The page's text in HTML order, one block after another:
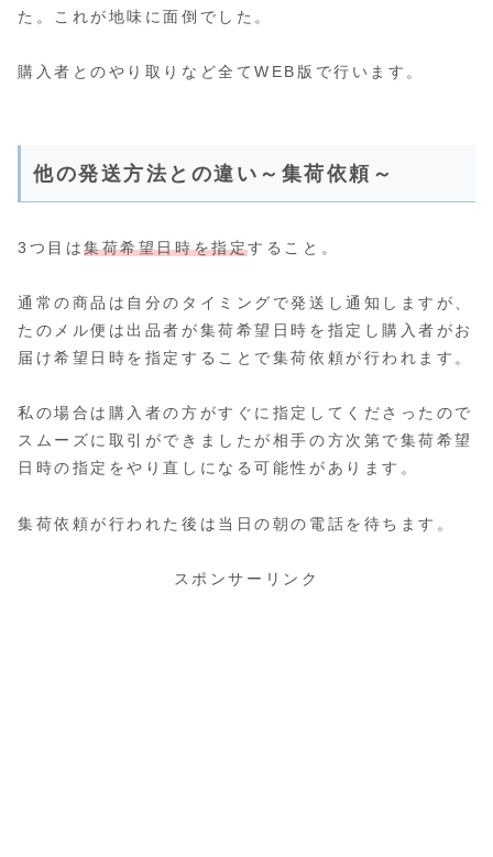
た。これが地味に面倒でした。
購入者とのやり取りなど全てWEB版で行います。
他の発送方法との違い～集荷依頼～
3つ目は集荷希望日時を指定すること。
通常の商品は自分のタイミングで発送し通知しますが、
たのメル便は出品者が集荷希望日時を指定し購入者がお
届け希望日時を指定することで集荷依頼が行われます。
私の場合は購入者の方がすぐに指定してくださったので
スムーズに取引ができましたが相手の方次第で集荷希望
日時の指定をやり直しになる可能性があります。
集荷依頼が行われた後は当日の朝の電話を待ちます。
スポンサーリンク